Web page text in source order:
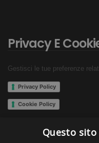
Privacy E
Gestisci le tue preferenze
Privacy Policy
Cookie Policy
Questo